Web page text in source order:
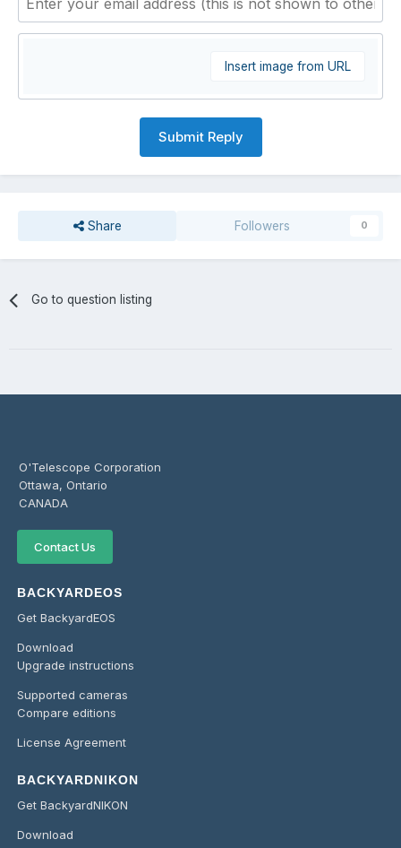
Insert image from URL
Submit Reply
Share Followers 0
Go to question listing
O'Telescope Corporation
Ottawa, Ontario
CANADA
Contact Us
BACKYARDEOS
Get BackyardEOS
Download
Upgrade instructions
Supported cameras
Compare editions
License Agreement
BACKYARDNIKON
Get BackyardNIKON
Download